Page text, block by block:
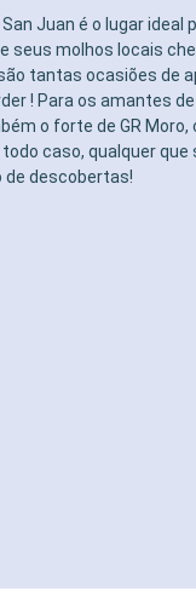
Juan é o lugar ideal
seus molhos locais
tantas ocasiões de
! Para os amantes
o forte de GR Moro,
caso, qualquer que
de descobertas!